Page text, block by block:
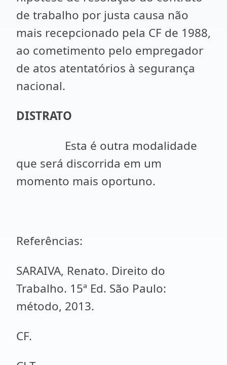
de trabalho por justa causa não
mais recepcionado pela CF de 1988,
ao cometimento pelo empregador
de atos atentatórios à segurança
nacional.
DISTRATO
Esta é outra modalidade
que será discorrida em um
momento mais oportuno.
Referências:
SARAIVA, Renato. Direito do
Trabalho. 15ª Ed. São Paulo:
método, 2013.
CF.